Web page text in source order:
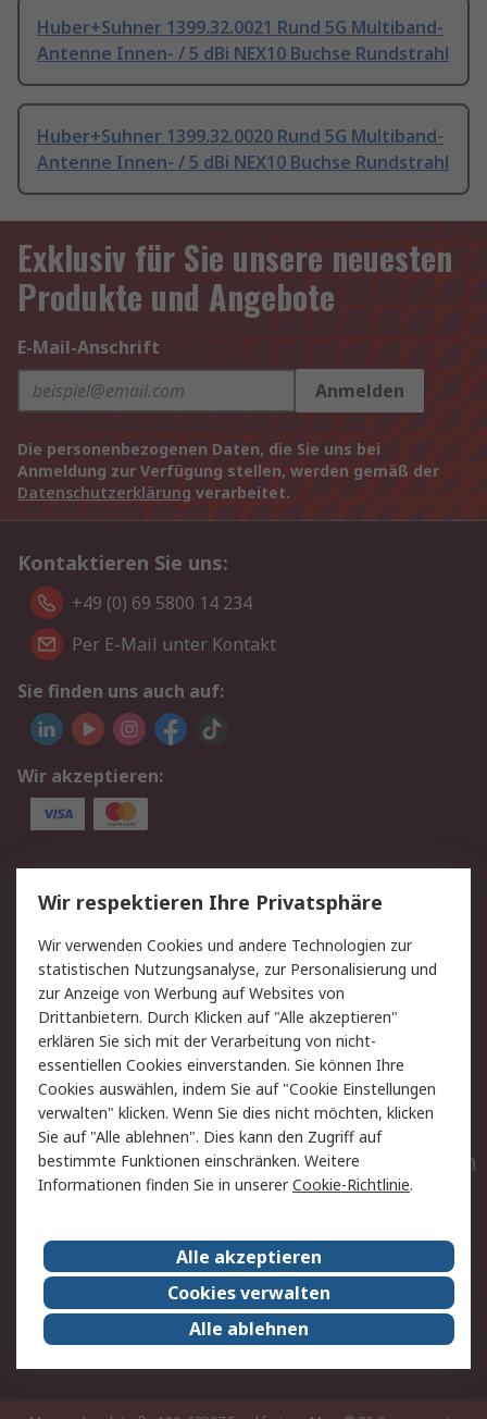
Huber+Suhner 1399.32.0021 Rund 5G Multiband-
Antenne Innen- / 5 dBi NEX10 Buchse Rundstrahl
Huber+Suhner 1399.32.0020 Rund 5G Multiband-
Antenne Innen- / 5 dBi NEX10 Buchse Rundstrahl
Exklusiv für Sie unsere neuesten
Produkte und Angebote
E-Mail-Anschrift
Anmelden
Die personenbezogenen Daten, die Sie uns bei
Anmeldung zur Verfügung stellen, werden gemäß der
Datenschutzerklärung verarbeitet.
Kontaktieren Sie uns:
+49 (0) 69 5800 14 234
Per E-Mail unter Kontakt
Sie finden uns auch auf:
Wir akzeptieren:
Service
Value Added Services
Lieferlösungen
Rücksendungen
Kontakt
Hilfe
Privatkunden
Rechtliches
AGB
Datenschutz
Cookie-Richtlinie
Zahlungsbedingungen
Copyright/Impressum
Entsorgung
Elektrogeräte/Batterien
RS weltweit
Karriere bei RS
Nachhaltigkeit
Qualität/Umwelt/ZertifikatePresse-Center
Event-Center
Wir respektieren Ihre Privatsphäre
Wir verwenden Cookies und andere Technologien zur
statistischen Nutzungsanalyse, zur Personalisierung und
zur Anzeige von Werbung auf Websites von
Drittanbietern. Durch Klicken auf "Alle akzeptieren"
erklären Sie sich mit der Verarbeitung von nicht-
essentiellen Cookies einverstanden. Sie können Ihre
Cookies auswählen, indem Sie auf "Cookie Einstellungen
verwalten" klicken. Wenn Sie dies nicht möchten, klicken
Sie auf "Alle ablehnen". Dies kann den Zugriff auf
bestimmte Funktionen einschränken. Weitere
Informationen finden Sie in unsererCookie-Richtlinie.
Alle akzeptieren
Cookies verwalten
Alle ablehnen